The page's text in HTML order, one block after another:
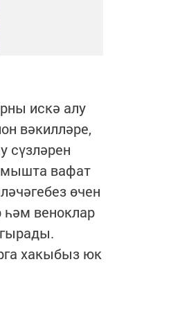
искә алу
вәкилләре,
сүзләрен
вафат
өчен
һәм веноклар
хакыбыз юк